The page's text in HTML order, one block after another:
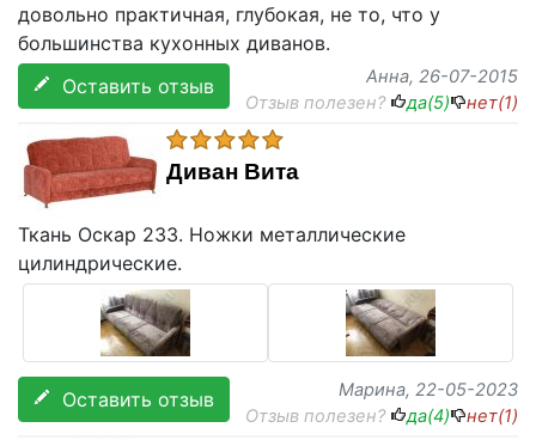
довольно практичная, глубокая, не то, что у
большинства кухонных диванов.
Оставить отзыв
Анна, 26-07-2015
Отзыв полезен?
да(5) нет(1)
Диван Вита
Ткань Оскар 233. Ножки металлические
цилиндрические.
Оставить отзыв Марина, 22-05-2023
Отзыв полезен?
да(4) нет(1)